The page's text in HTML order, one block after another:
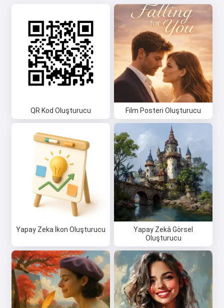
QR Kod Oluşturucu Film Posteri Oluşturucu
Yapay Zeka İkon Oluşturucu
Yapay Zekâ Görsel
Oluşturucu